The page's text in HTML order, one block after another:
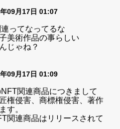
09月17日 01:07
ってなってるな
美術作品の事らしい
じゃね？
09月17日 01:09
関連商品につきまして
権侵害、商標権侵害、著作
す。
関連商品はリリースされて